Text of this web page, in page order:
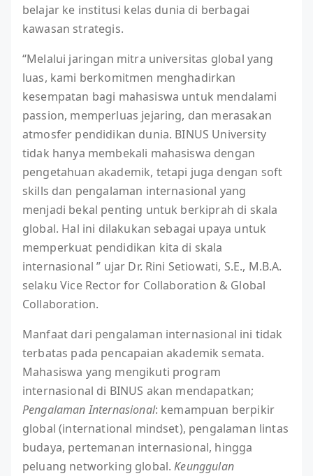
belajar ke institusi kelas dunia di berbagai
kawasan strategis.
“Melalui jaringan mitra universitas global yang
luas, kami berkomitmen menghadirkan
kesempatan bagi mahasiswa untuk mendalami
passion, memperluas jejaring, dan merasakan
atmosfer pendidikan dunia. BINUS University
tidak hanya membekali mahasiswa dengan
pengetahuan akademik, tetapi juga dengan soft
skills dan pengalaman internasional yang
menjadi bekal penting untuk berkiprah di skala
global. Hal ini dilakukan sebagai upaya untuk
memperkuat pendidikan kita di skala
internasional ” ujar Dr. Rini Setiowati, S.E., M.B.A.
selaku Vice Rector for Collaboration & Global
Collaboration.
Manfaat dari pengalaman internasional ini tidak
terbatas pada pencapaian akademik semata.
Mahasiswa yang mengikuti program
internasional di BINUS akan mendapatkan;
Pengalaman Internasional: kemampuan berpikir
global (international mindset), pengalaman lintas
budaya, pertemanan internasional, hingga
peluang networking global.Keunggulan